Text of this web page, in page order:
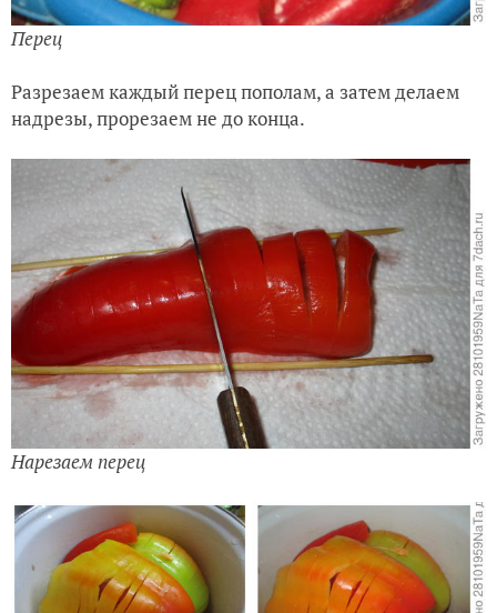
Перец
Разрезаем каждый перец пополам, а затем делаем
надрезы, прорезаем не до конца.
Нарезаем перец